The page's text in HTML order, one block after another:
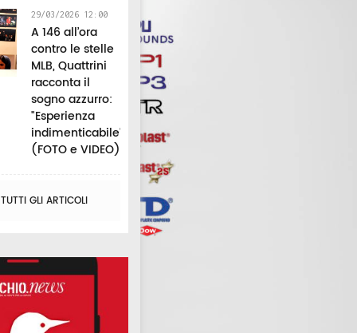
16
Borsa di studio
29/03/2026 12:00
A 146 all’ora
contro le stelle
MLB, Quattrini
racconta il
sogno azzurro:
"Esperienza
indimenticabile"
(FOTO e VIDEO)
GLI ARTICOLI